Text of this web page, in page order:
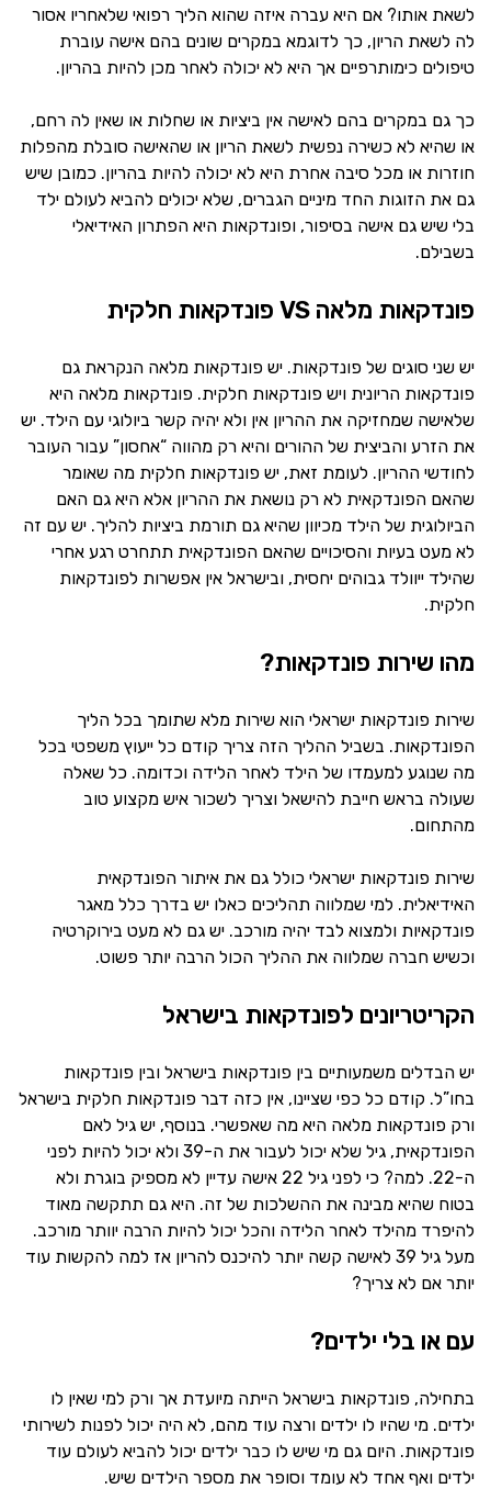
לשאת אותו? אם היא עברה איזה שהוא הליך רפואי שלאחריו אסור
לה לשאת הריון, כך לדוגמא במקרים שונים בהם אישה עוברת
טיפולים כימותרפיים אך היא לא יכולה לאחר מכן להיות בהריון.
כך גם במקרים בהם לאישה אין ביציות או שחלות או שאין לה רחם,
או שהיא לא כשירה נפשית לשאת הריון או שהאישה סובלת מהפלות
חוזרות או מכל סיבה אחרת היא לא יכולה להיות בהריון. כמובן שיש
גם את הזוגות החד מיניים הגברים, שלא יכולים להביא לעולם ילד
בלי שיש גם אישה בסיפור, ופונדקאות היא הפתרון האידיאלי
בשבילם.
פונדקאות מלאה VS פונדקאות חלקית
יש שני סוגים של פונדקאות. יש פונדקאות מלאה הנקראת גם
פונדקאות הריונית ויש פונדקאות חלקית. פונדקאות מלאה היא
שלאישה שמחזיקה את ההריון אין ולא יהיה קשר ביולוגי עם הילד. יש
את הזרע והביצית של ההורים והיא רק מהווה “אחסון” עבור העובר
לחודשי ההריון. לעומת זאת, יש פונדקאות חלקית מה שאומר
שהאם הפונדקאית לא רק נושאת את ההריון אלא היא גם האם
הביולוגית של הילד מכיוון שהיא גם תורמת ביציות להליך. יש עם זה
לא מעט בעיות והסיכויים שהאם הפונדקאית תתחרט רגע אחרי
שהילד ייוולד גבוהים יחסית, ובישראל אין אפשרות לפונדקאות
חלקית.
מהו שירות פונדקאות?
שירות פונדקאות ישראלי הוא שירות מלא שתומך בכל הליך
הפונדקאות. בשביל ההליך הזה צריך קודם כל ייעוץ משפטי בכל
מה שנוגע למעמדו של הילד לאחר הלידה וכדומה. כל שאלה
שעולה בראש חייבת להישאל וצריך לשכור איש מקצוע טוב
מהתחום.
שירות פונדקאות ישראלי כולל גם את איתור הפונדקאית
האידיאלית. למי שמלווה תהליכים כאלו יש בדרך כלל מאגר
פונדקאיות ולמצוא לבד יהיה מורכב. יש גם לא מעט בירוקרטיה
וכשיש חברה שמלווה את ההליך הכול הרבה יותר פשוט.
הקריטריונים לפונדקאות בישראל
יש הבדלים משמעותיים בין פונדקאות בישראל ובין פונדקאות
בחו”ל. קודם כל כפי שציינו, אין כזה דבר פונדקאות חלקית בישראל
ורק פונדקאות מלאה היא מה שאפשרי. בנוסף, יש גיל לאם
הפונדקאית, גיל שלא יכול לעבור את ה-39 ולא יכול להיות לפני
ה-22. למה? כי לפני גיל 22 אישה עדיין לא מספיק בוגרת ולא
בטוח שהיא מבינה את ההשלכות של זה. היא גם תתקשה מאוד
להיפרד מהילד לאחר הלידה והכל יכול להיות הרבה יוותר מורכב.
מעל גיל 39 לאישה קשה יותר להיכנס להריון אז למה להקשות עוד
יותר אם לא צריך?
עם או בלי ילדים?
בתחילה, פונדקאות בישראל הייתה מיועדת אך ורק למי שאין לו
ילדים. מי שהיו לו ילדים ורצה עוד מהם, לא היה יכול לפנות לשירותי
פונדקאות. היום גם מי שיש לו כבר ילדים יכול להביא לעולם עוד
ילדים ואף אחד לא עומד וסופר את מספר הילדים שיש.